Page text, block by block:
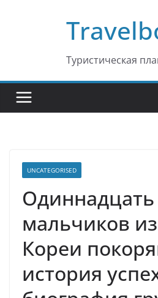
Туристическая
UNCATEGORISED
Одиннадцать
мальчиков
Кореи
история